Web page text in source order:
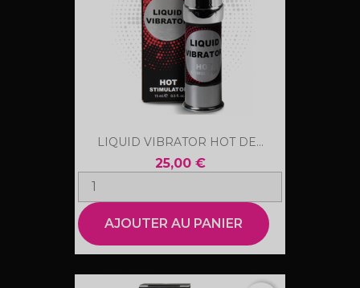
LIQUID VIBRATOR HOT DE...
25,00 €
AJOUTER AU PANIER